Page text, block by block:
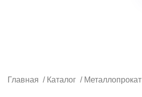
Главная / Каталог / Металлопрокат